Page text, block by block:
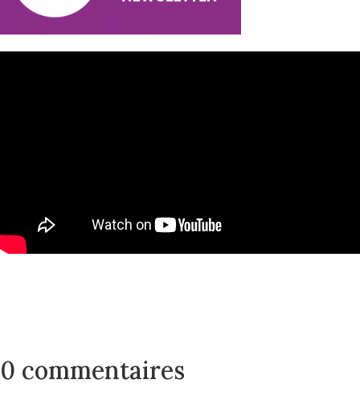
0 commentaires